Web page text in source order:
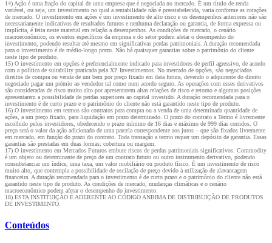
14) Ação é uma fração do capital de uma empresa que é negociada no mercado. É um título de renda
variável, ou seja, um investimento no qual a rentabilidade não é preestabelecida, varia conforme as cotações
de mercado. O investimento em ações é um investimento de alto risco e os desempenhos anteriores não são
necessariamente indicativos de resultados futuros e nenhuma declaração ou garantia, de forma expressa ou
implícita, é feita neste material em relação a desempenhos. As condições de mercado, o cenário
macroeconômico, os eventos específicos da empresa e do setor podem afetar o desempenho do
investimento, podendo resultar até mesmo em significativas perdas patrimoniais. A duração recomendada
para o investimento é de médio-longo prazo. Não há quaisquer garantias sobre o patrimônio do cliente
neste tipo de produto.
15) O investimento em opções é preferencialmente indicado para investidores de perfil agressivo, de acordo
com a política de suitability praticada pela XP Investimentos. No mercado de opções, são negociados
direitos de compra ou venda de um bem por preço fixado em data futura, devendo o adquirente do direito
negociado pagar um prêmio ao vendedor tal como num acordo seguro. As operações com esses derivativos
são consideradas de risco muito alto por apresentarem altas relações de risco e retorno e algumas posições
apresentarem a possibilidade de perdas superiores ao capital investido. A duração recomendada para o
investimento é de curto prazo e o patrimônio do cliente não está garantido neste tipo de produto.
16) O investimento em termos são contratos para compra ou a venda de uma determinada quantidade de
ações, a um preço fixado, para liquidação em prazo determinado. O prazo do contrato a Termo é livremente
escolhido pelos investidores, obedecendo o prazo mínimo de 16 dias e máximo de 999 dias corridos. O
preço será o valor da ação adicionado de uma parcela correspondente aos juros – que são fixados livremente
em mercado, em função do prazo do contrato. Toda transação a termo requer um depósito de garantia. Essas
garantias são prestadas em duas formas: cobertura ou margem.
17) O investimento em Mercados Futuros embute riscos de perdas patrimoniais significativos. Commodity
é um objeto ou determinante de preço de um contrato futuro ou outro instrumento derivativo, podendo
consubstanciar um índice, uma taxa, um valor mobiliário ou produto físico. É um investimento de risco
muito alto, que contempla a possibilidade de oscilação de preço devido à utilização de alavancagem
financeira. A duração recomendada para o investimento é de curto prazo e o patrimônio do cliente não está
garantido neste tipo de produto. As condições de mercado, mudanças climáticas e o cenário
macroeconômico podem afetar o desempenho do investimento.
18) ESTA INSTITUIÇÃO É ADERENTE AO CÓDIGO ANBIMA DE DISTRIBUIÇÃO DE PRODUTOS
DE INVESTIMENTO.
Conteúdos